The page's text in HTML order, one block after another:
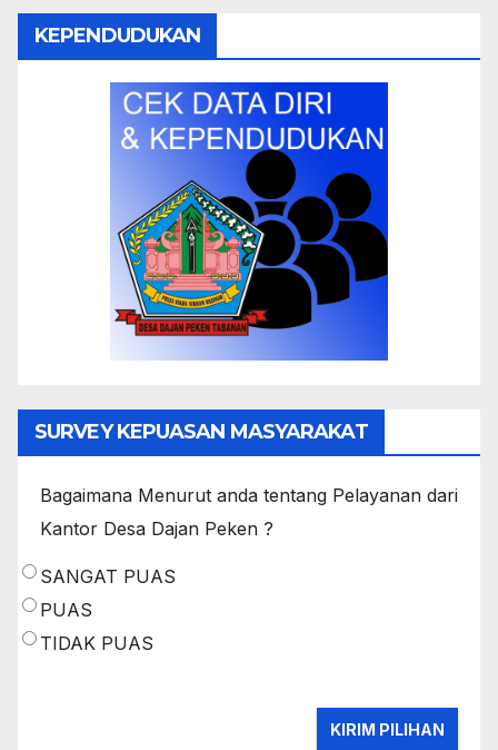
KEPENDUDUKAN
SURVEY KEPUASAN MASYARAKAT
Bagaimana Menurut anda tentang Pelayanan dari
Kantor Desa Dajan Peken ?
SANGAT PUAS
PUAS
TIDAK PUAS